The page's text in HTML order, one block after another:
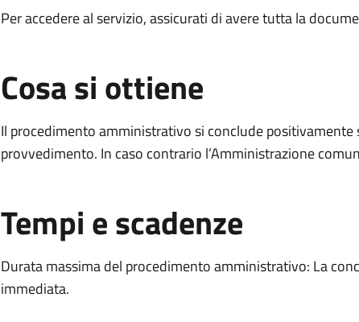
Per accedere al servizio, assicurati di avere tutta la
Cosa si ottiene
Il procedimento amministrativo si conclude positivamente
provvedimento. In caso contrario l’Amministrazione
Tempi e scadenze
Durata massima del procedimento amministrativo: La
immediata.